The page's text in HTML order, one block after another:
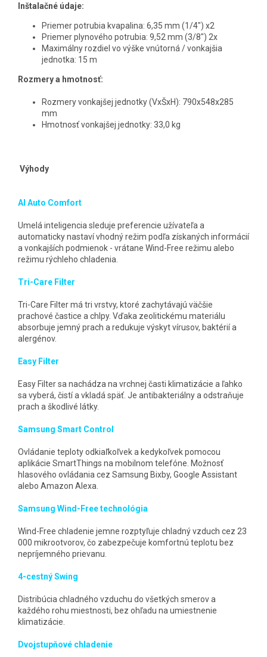
Inštalačné údaje:
Priemer potrubia kvapalina: 6,35 mm (1/4") x2
Priemer plynového potrubia: 9,52 mm (3/8") 2x
Maximálny rozdiel vo výške vnútorná / vonkajšia
jednotka: 15 m
Rozmery a hmotnosť:
Rozmery vonkajšej jednotky (VxŠxH): 790x548x285
mm
Hmotnosť vonkajšej jednotky: 33,0 kg
Výhody
AI Auto Comfort
Umelá inteligencia sleduje preferencie užívateľa a
automaticky nastaví vhodný režim podľa získaných informácií
a vonkajších podmienok - vrátane Wind-Free režimu alebo
režimu rýchleho chladenia.
Tri-Care Filter
Tri-Care Filter má tri vrstvy, ktoré zachytávajú väčšie
prachové častice a chlpy. Vďaka zeolitickému materiálu
absorbuje jemný prach a redukuje výskyt vírusov, baktérií a
alergénov.
Easy Filter
Easy Filter sa nachádza na vrchnej časti klimatizácie a ľahko
sa vyberá, čistí a vkladá späť. Je antibakteriálny a odstraňuje
prach a škodlivé látky.
Samsung Smart Control
Ovládanie teploty odkiaľkoľvek a kedykoľvek pomocou
aplikácie SmartThings na mobilnom telefóne. Možnosť
hlasového ovládania cez Samsung Bixby, Google Assistant
alebo Amazon Alexa.
Samsung Wind-Free technológia
Wind-Free chladenie jemne rozptyľuje chladný vzduch cez 23
000 mikrootvorov, čo zabezpečuje komfortnú teplotu bez
nepríjemného prievanu.
4-cestný Swing
Distribúcia chladného vzduchu do všetkých smerov a
každého rohu miestnosti, bez ohľadu na umiestnenie
klimatizácie.
Dvojstupňové chladenie